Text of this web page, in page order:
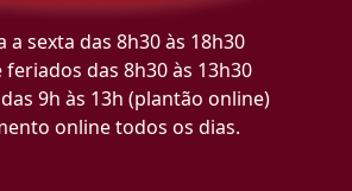
a sexta das 8h30 às 18h30
feriados das 8h30 às 13h30
9h às 13h (plantão online)
online todos os dias.